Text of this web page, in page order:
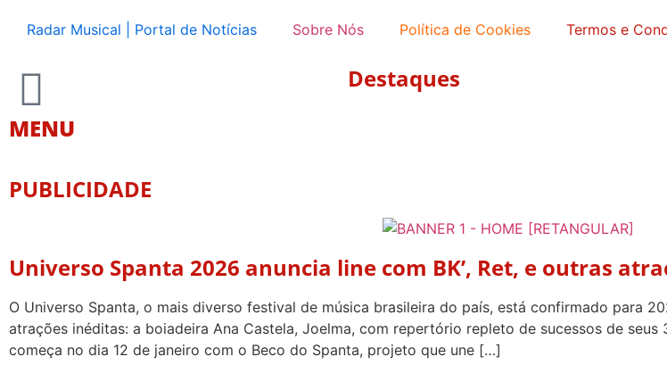
Radar Musical | Portal de Notícias Sobre Nós Política de Cookies Termos e
MENU
Destaques
PUBLICIDADE
Universo Spanta 2026 anuncia line com BK’, Ret, e outras
O Universo Spanta, o mais diverso festival de música brasileira do país, está confirmado para
atrações inéditas: a boiadeira Ana Castela, Joelma, com repertório repleto de sucessos de
começa no dia 12 de janeiro com o Beco do Spanta, projeto que une […]